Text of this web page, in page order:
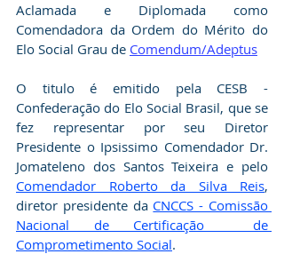
Aclamada e Diplomada como
Comendadora da Ordem do Mérito do
Elo Social Grau de Comendum/Adeptus
O titulo é emitido pela CESB -
Confederação do Elo Social Brasil, que se
fez representar por seu Diretor
Presidente o Ipsissimo Comendador Dr.
Comendador Roberto da Silva Reis,
diretor presidente da CNCCS - Comissão
Nacional de Certificação  de
Comprometimento Social.